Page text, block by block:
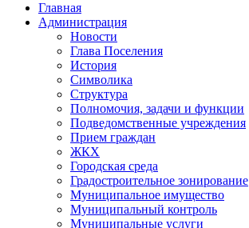
Главная
Администрация
Новости
Глава Поселения
История
Символика
Структура
Полномочия, задачи и функции
Подведомственные учреждения
Прием граждан
ЖКХ
Городская среда
Градостроительное зонирование
Муниципальное имущество
Муниципальный контроль
Муниципальные услуги